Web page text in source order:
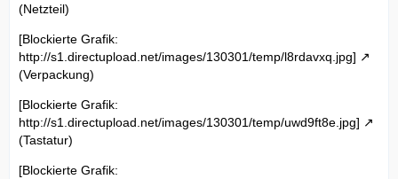
(Netzteil)
[Blockierte Grafik:
http://s1.directupload.net/images/130301/temp/l8rdavxq.jpg]
(Verpackung)
[Blockierte Grafik:
http://s1.directupload.net/images/130301/temp/uwd9ft8e.jpg]
(Tastatur)
[Blockierte Grafik: